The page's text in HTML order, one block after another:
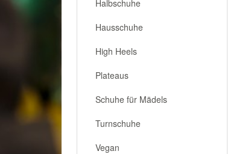
Halbschuhe
Hausschuhe
High Heels
Plateaus
Schuhe für Mädels
Turnschuhe
Vegan